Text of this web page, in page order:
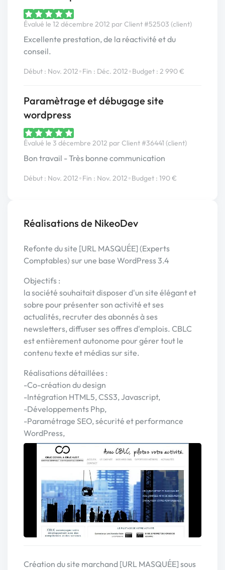
Évalué le 12 décembre 2012 par Client #52503 (client)
Excellente prestation, de la réactivité et du
conseil.
Début : Nov. 2012•Fin : Déc. 2012•Budget : 2 990 €
Paramètrage et débugage site
wordpress
Évalué le 3 décembre 2012 par Client #36441 (client)
Bon travail - Très bonne communication
Début : Nov. 2012•Fin : Nov. 2012•Budget : 190 €
Réalisations de NikeoDev
Refonte du site [URL MASQUÉE] (Experts
Comptables) sur une base WordPress 3.4
Objectifs :
la société souhaitait disposer d'un site élégant et
sobre pour présenter son activité et ses
actualités, recruter des abonnés à ses
newsletters, diffuser ses offres d'emplois. CBLC
est entièrement autonome pour gérer tout le
contenu texte et médias sur site.
Réalisations détaillées :
-Co-création du design
-Intégration HTML5, CSS3, Javascript,
-Développements Php,
-Paramétrage SEO, sécurité et performance
WordPress,
Création du site marchand [URL MASQUÉE] sous